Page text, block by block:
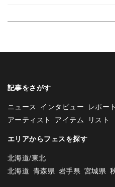
記事をさがす
ニュース インタビュー レポート
アーティスト アイテム
リスト
エリアからフェスを探す
北海道/東北
北海道 青森県 岩手県 宮城県